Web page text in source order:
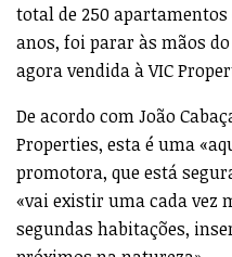
total de 250
anos, foi parar às mãos
agora vendida à VIC
De acordo com João
Properties, esta é uma
promotora, que está
«vai existir uma cada vez
segundas habitações,